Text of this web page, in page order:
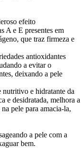
efeito
A e E presentes em
que traz firmeza e
antioxidantes
a evitar o
deixando a pele
nutritivo e hidratante da
e desidratada, melhora a
pele para amacia-la,
a pele com a
bem.